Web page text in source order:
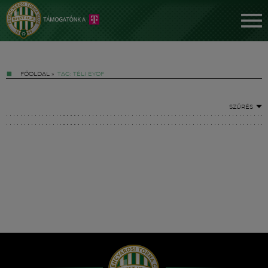
FŐOLDAL » TAG: TÉLI EYOF
SZŰRÉS
Hírek